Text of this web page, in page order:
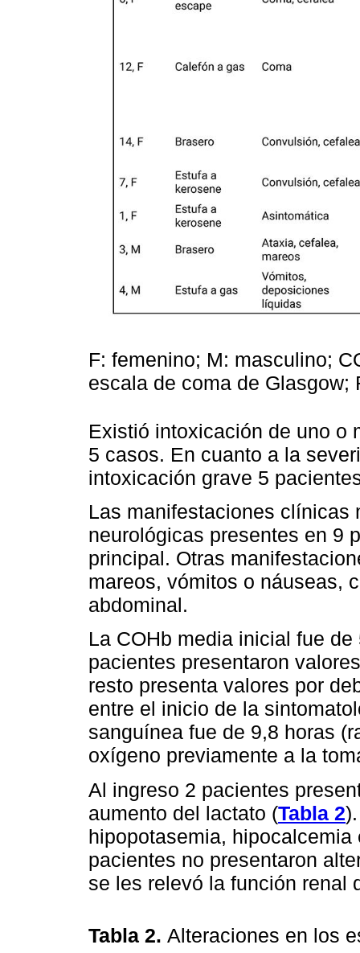
F: femenino; M: masculino;
escala de coma de
Existió intoxicación de uno o
5 casos. En cuanto a la
intoxicación grave 5
Las manifestaciones clínicas
neurológicas presentes en 9
principal. Otras
mareos, vómitos o náuseas,
abdominal.
La COHb media inicial fue
pacientes presentaron
resto presenta valores por
entre el inicio de la
sanguínea fue de 9,8 horas
oxígeno previamente a la
Al ingreso 2 pacientes
aumento del lactato (Tabla 2
hipopotasemia,
pacientes no presentaron
se les relevó la función renal
Tabla 2. Alteraciones en los